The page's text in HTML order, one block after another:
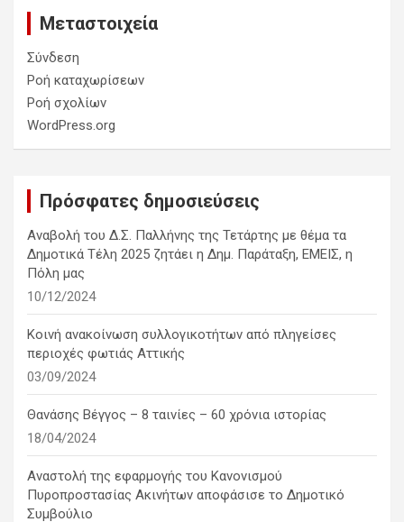
Μεταστοιχεία
Σύνδεση
Ροή καταχωρίσεων
Ροή σχολίων
WordPress.org
Πρόσφατες δημοσιεύσεις
Αναβολή του Δ.Σ. Παλλήνης της Τετάρτης με θέμα τα
Δημοτικά Τέλη 2025 ζητάει η Δημ. Παράταξη, ΕΜΕΙΣ, η
Πόλη μας
10/12/2024
Κοινή ανακοίνωση συλλογικοτήτων από πληγείσες
περιοχές φωτιάς Αττικής
03/09/2024
Θανάσης Βέγγος – 8 ταινίες – 60 χρόνια ιστορίας
18/04/2024
Αναστολή της εφαρμογής του Κανονισμού
Πυροπροστασίας Ακινήτων αποφάσισε το Δημοτικό
Συμβούλιο